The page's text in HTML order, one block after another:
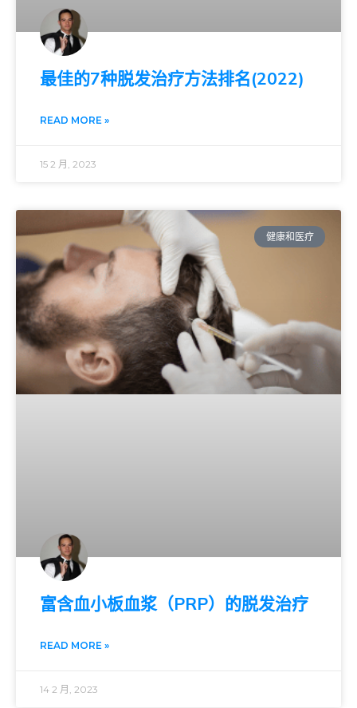
最佳的7种脱发治疗方法排名(2022)
READ MORE »
15 2 月, 2023
健康和医疗
富含血小板血浆（PRP）的脱发治疗
READ MORE »
14 2 月, 2023